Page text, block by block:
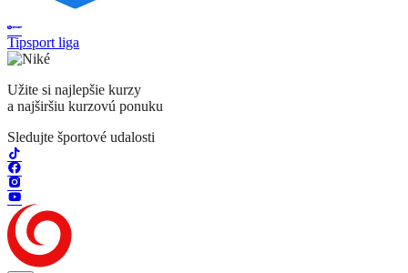
Tipsport liga
Užite si najlepšie kurzy
a najširšiu kurzovú ponuku
Sledujte športové udalosti